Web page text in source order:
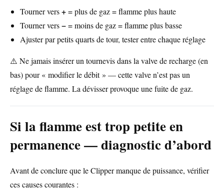
Tourner vers+= plus de gaz = flamme plus haute
Tourner vers−= moins de gaz = flamme plus basse
Ajuster par petits quarts de tour, tester entre chaque réglage
⚠️ Ne jamais insérer un tournevis dans la valve de recharge (en
bas) pour « modifier le débit » — cette valve n’est pas un
réglage de flamme. La dévisser provoque une fuite de gaz.
Si la flamme est trop petite en
permanence — diagnostic d’abord
Avant de conclure que le Clipper manque de puissance, vérifier
ces causes courantes :